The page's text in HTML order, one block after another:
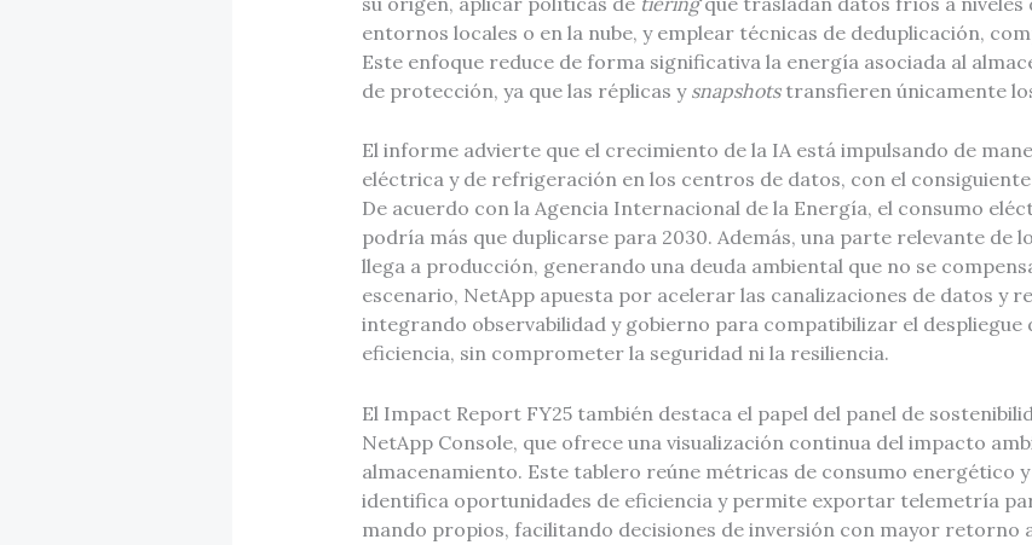
entornos locales o en la nube, y emplear técnicas de deduplicación,
Este enfoque reduce de forma significativa la energía asociada al
de protección, ya que las réplicas y snapshotstransfieren únicamente
El informe advierte que el crecimiento de la IA está impulsando de
eléctrica y de refrigeración en los centros de datos, con el
De acuerdo con la Agencia Internacional de la Energía, el consumo
podría más que duplicarse para 2030. Además, una parte relevante de
llega a producción, generando una deuda ambiental que no se
escenario, NetApp apuesta por acelerar las canalizaciones de datos y
integrando observabilidad y gobierno para compatibilizar el despliegue
eficiencia, sin comprometer la seguridad ni la resiliencia.
El Impact Report FY25 también destaca el papel del panel de
NetApp Console, que ofrece una visualización continua del impacto
almacenamiento. Este tablero reúne métricas de consumo energético y
identifica oportunidades de eficiencia y permite exportar telemetría
mando propios, facilitando decisiones de inversión con mayor retorno